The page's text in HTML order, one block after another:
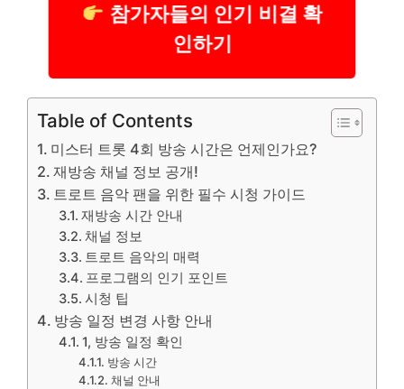
참가자들의 인기 비결 확
인하기
Table of Contents
미스터 트롯 4회 방송 시간은 언제인가요?
재방송 채널 정보 공개!
트로트 음악 팬을 위한 필수 시청 가이드
재방송 시간 안내
채널 정보
트로트 음악의 매력
프로그램의 인기 포인트
시청 팁
방송 일정 변경 사항 안내
1, 방송 일정 확인
방송 시간
채널 안내